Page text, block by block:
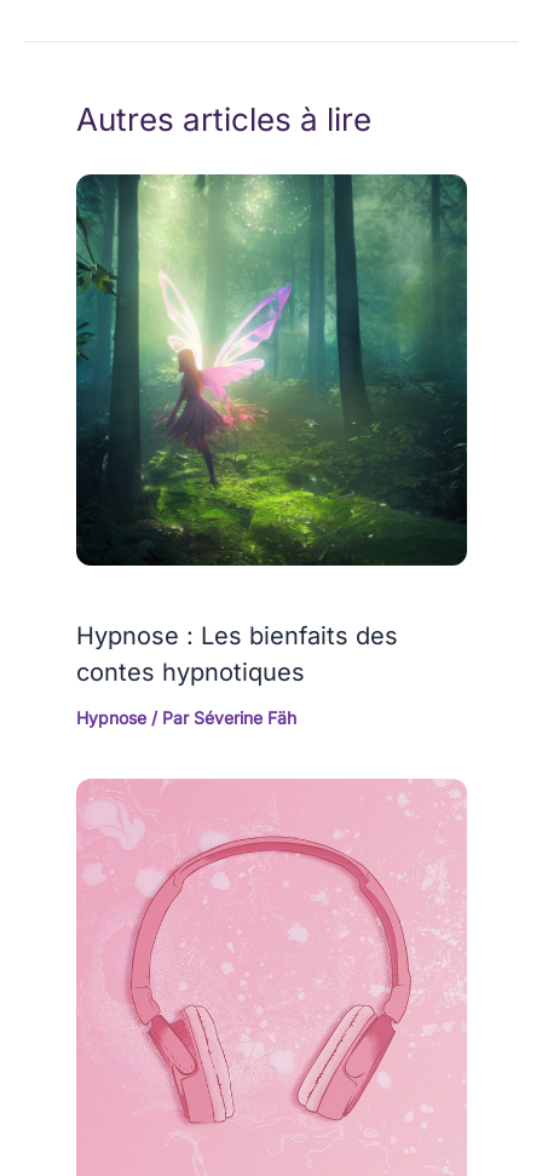
Autres articles à lire
Hypnose : Les bienfaits des
contes hypnotiques
Hypnose/ Par Séverine Fäh